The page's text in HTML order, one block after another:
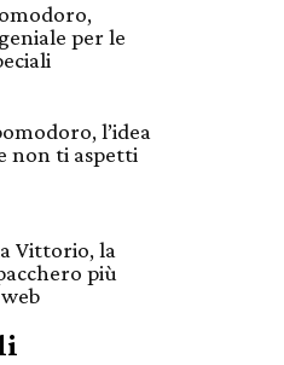
per le
l’idea
non ti aspetti
Vittorio, la
più